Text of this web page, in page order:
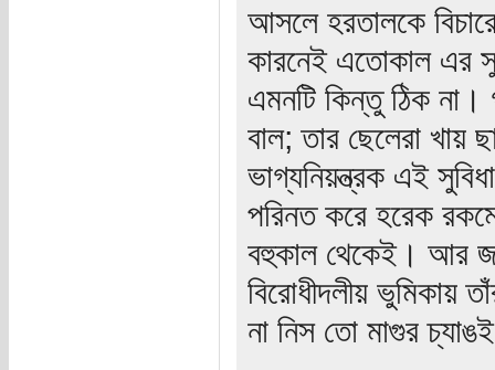
আসলে হরতালকে
কারনেই এতোকাল এর
এমনটি কিন্তু ঠিক
বাল; তার ছেলেরা খায়
ভাগ্যনিয়ন্ত্রক এই
পরিনত করে হরেক
বহুকাল থেকেই। আর
বিরোধীদলীয় ভুমিকায়
না নিস তো মাগুর